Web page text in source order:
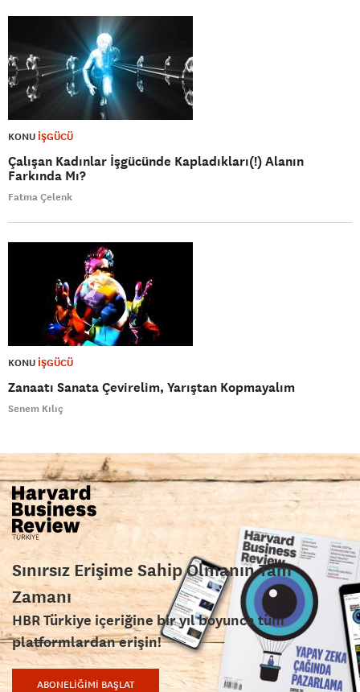
KONU İŞGÜCÜ
Çalışan Kadınlar İşgücünde Kapladıkları(!) Alanın
Farkında Mı?
Fatma Çelenk
KONU İŞGÜCÜ
Zanaatı Sanata Çevirelim, Yarıştan Kopmayalım
Senem Kılıç
Sınırsız Erişime Sahip Olmanın Tam
Zamanı
HBR Türkiye içeriğine bir yıl boyunca tüm
platformlardan erişin!
ABONELİĞİMİ BAŞLAT